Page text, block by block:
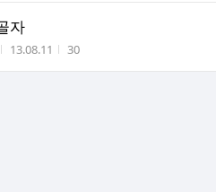
자
작성시간
13.08.11 조회수
30